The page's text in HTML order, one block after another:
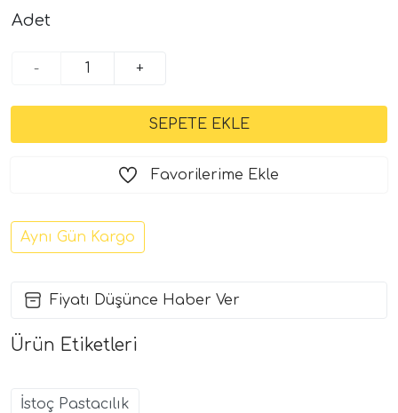
Adet
- +
Favorilerime Ekle
Aynı Gün Kargo
Fiyatı Düşünce Haber Ver
Ürün Etiketleri
İstoç Pastacılık